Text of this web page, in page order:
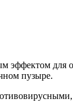
эффектом для
пузыре.